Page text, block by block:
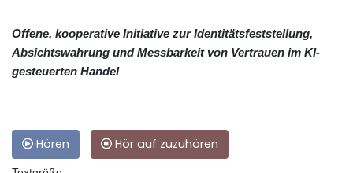
Offene, kooperative Initiative zur Identitätsfeststellung,
Absichtswahrung und Messbarkeit von Vertrauen im KI-
gesteuerten Handel
Hören Hör auf zuzuhören